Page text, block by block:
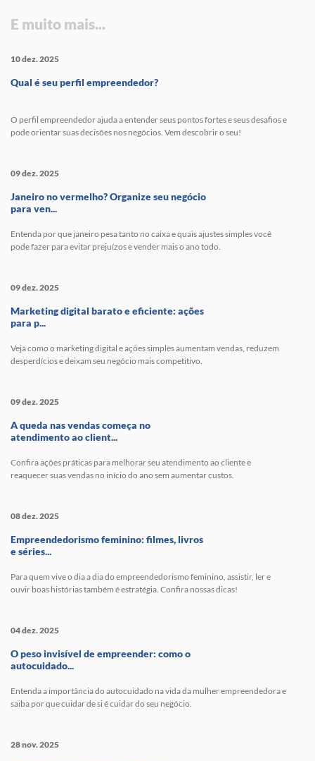
E muito mais...
10 dez. 2025
Qual é seu perfil empreendedor?
O perfil empreendedor ajuda a entender seus pontos fortes e seus desafios e
pode orientar suas decisões nos negócios. Vem descobrir o seu!
09 dez. 2025
Janeiro no vermelho? Organize seu negócio
para ven...
Entenda por que janeiro pesa tanto no caixa e quais ajustes simples você
pode fazer para evitar prejuízos e vender mais o ano todo.
09 dez. 2025
Marketing digital barato e eficiente: ações
para p...
Veja como o marketing digital e ações simples aumentam vendas, reduzem
desperdícios e deixam seu negócio mais competitivo.
09 dez. 2025
A queda nas vendas começa no
atendimento ao client...
Confira ações práticas para melhorar seu atendimento ao cliente e
reaquecer suas vendas no início do ano sem aumentar custos.
08 dez. 2025
Empreendedorismo feminino: filmes, livros
e séries...
Para quem vive o dia a dia do empreendedorismo feminino, assistir, ler e
ouvir boas histórias também é estratégia. Confira nossas dicas!
04 dez. 2025
O peso invisível de empreender: como o
autocuidado...
Entenda a importância do autocuidado na vida da mulher empreendedora e
saiba por que cuidar de si é cuidar do seu negócio.
28 nov. 2025